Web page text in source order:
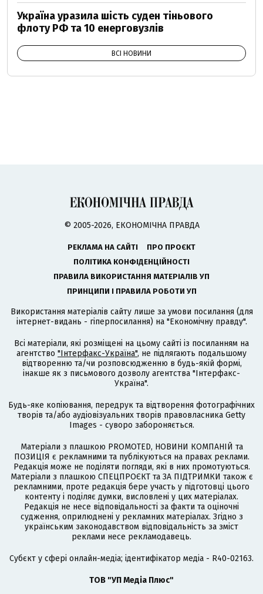
Україна уразила шість суден тіньового
флоту РФ та 10 енерговузлів
ВСІ НОВИНИ
© 2005-2026, ЕКОНОМІЧНА ПРАВДА
РЕКЛАМА НА САЙТІ
ПРО ПРОЄКТ
ПОЛІТИКА КОНФІДЕНЦІЙНОСТІ
ПРАВИЛА ВИКОРИСТАННЯ МАТЕРІАЛІВ УП
ПРИНЦИПИ І ПРАВИЛА РОБОТИ УП
Використання матеріалів сайту лише за умови посилання (для
інтернет-видань - гіперпосилання) на "Економічну правду".
Всі матеріали, які розміщені на цьому сайті із посиланням на
агентство "Інтерфакс-Україна", не підлягають подальшому
відтворенню та/чи розповсюдженню в будь-якій формі,
інакше як з письмового дозволу агентства "Інтерфакс-
Україна".
Будь-яке копіювання, передрук та відтворення фотографічних
творів та/або аудіовізуальних творів правовласника Getty
Images - суворо забороняється.
Матеріали з плашкою PROMOTED, НОВИНИ КОМПАНІЙ та
ПОЗИЦІЯ є рекламними та публікуються на правах реклами.
Редакція може не поділяти погляди, які в них промотуються.
Матеріали з плашкою СПЕЦПРОЄКТ та ЗА ПІДТРИМКИ також є
рекламними, проте редакція бере участь у підготовці цього
контенту і поділяє думки, висловлені у цих матеріалах.
Редакція не несе відповідальності за факти та оціночні
судження, оприлюднені у рекламних матеріалах. Згідно з
українським законодавством відповідальність за зміст
реклами несе рекламодавець.
Cубєкт у сфері онлайн-медіа; ідентифікатор медіа - R40-02163.
ТОВ "УП Медіа Плюс"